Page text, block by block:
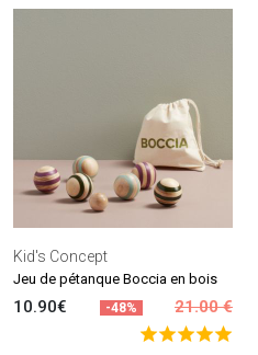
Kid's Concept
Jeu de pétanque Boccia en bois
10.90€ -48% 21.00 €